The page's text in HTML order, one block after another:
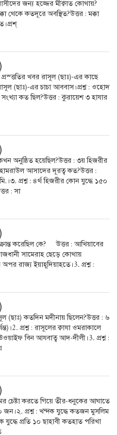
জন্য হজ্জের মীক্বাত কোথায়?
থেকে কতদূরে অবস্থিত?উত্তর : মক্কা
খবর রাসূল (ছাঃ)-এর কাছে
(ছাঃ)-এর চাচা আববাস।প্রশ্ন : ওহোদ
কত ছিল?উত্তর : কুরায়েশ ৩ হাযার
অনুষ্ঠিত হয়েছিল?উত্তর : ৩য় হিজরীর
আসাদের দূরত্ব কত?উত্তর :
প্রশ্ন : ৪র্থ হিজরীর কোন যুদ্ধে ১৫০
: সা
করেছিল কে? উত্তর : আখিয়াবের
সামেরাহ ছেড়ে কোথায়
রাজ্য ইয়াহূদিয়াহতে।3. প্রশ্ন :
(ছাঃ) কতদিন মদীনায় ছিলেন?উত্তর : ৬
প্রশ্ন : রাসূলের ক্বাযা ওমরাকালে
বিন আযবাত্ব আদ-দীলী।3. প্রশ্ন :
চেষ্টা করতে গিয়ে তীর-ধনুকের আঘাতে
প্রশ্ন : খন্দক যুদ্ধে কতজন মুসলিম
প্রতি ১০ ছাহাবী কতহাত পরিখা